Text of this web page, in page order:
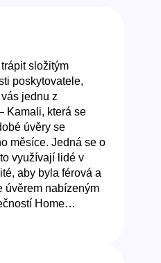
složitým
poskytovatele,
jednu z
Kamali, která se
úvěry se
měsíce. Jedná se o
využívají lidé v
aby byla férová a
úvěrem nabízeným
Home…